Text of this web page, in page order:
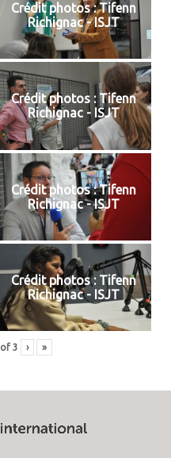
Crédit photos : Tifenn
Richignac - ISJT
Crédit photos : Tifenn
Richignac - ISJT
Crédit photos : Tifenn
Richignac - ISJT
Crédit photos : Tifenn
Richignac - ISJT
of 3 › »